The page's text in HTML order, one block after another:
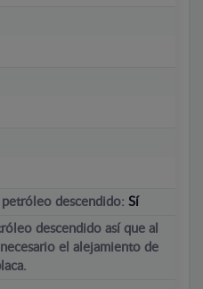
descendido: Sí
descendido así que al
el alejamiento de